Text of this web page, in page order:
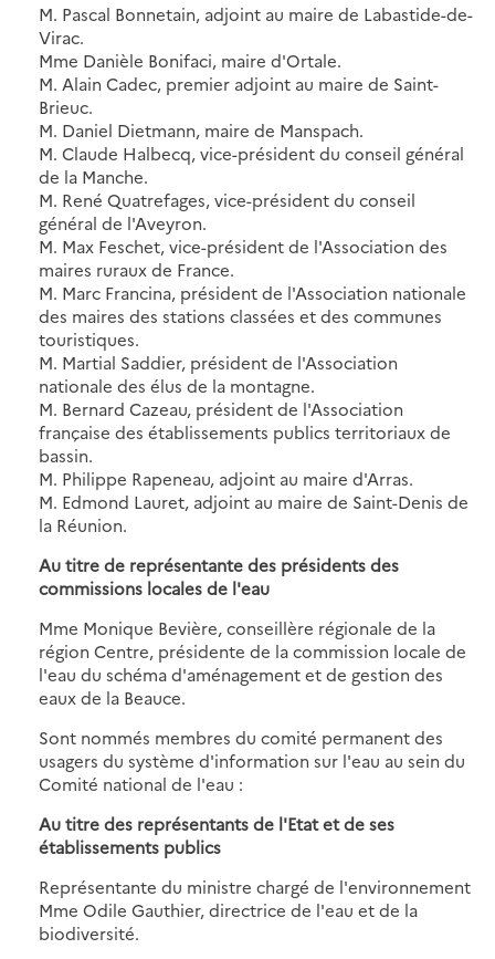
M. Pascal Bonnetain, adjoint au maire de Labastide-de-
Virac.
Mme Danièle Bonifaci, maire d'Ortale.
M. Alain Cadec, premier adjoint au maire de Saint-
Brieuc.
M. Daniel Dietmann, maire de Manspach.
M. Claude Halbecq, vice-président du conseil général
de la Manche.
M. René Quatrefages, vice-président du conseil
général de l'Aveyron.
M. Max Feschet, vice-président de l'Association des
maires ruraux de France.
M. Marc Francina, président de l'Association nationale
des maires des stations classées et des communes
touristiques.
M. Martial Saddier, président de l'Association
nationale des élus de la montagne.
M. Bernard Cazeau, président de l'Association
française des établissements publics territoriaux de
bassin.
M. Philippe Rapeneau, adjoint au maire d'Arras.
M. Edmond Lauret, adjoint au maire de Saint-Denis de
la Réunion.
Au titre de représentante des présidents des
commissions locales de l'eau
Mme Monique Bevière, conseillère régionale de la
région Centre, présidente de la commission locale de
l'eau du schéma d'aménagement et de gestion des
eaux de la Beauce.
Sont nommés membres du comité permanent des
usagers du système d'information sur l'eau au sein du
Comité national de l'eau :
Au titre des représentants de l'Etat et de ses
établissements publics
Représentante du ministre chargé de l'environnement
Mme Odile Gauthier, directrice de l'eau et de la
biodiversité.